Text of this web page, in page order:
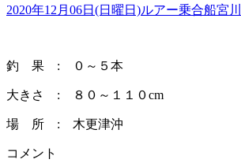
2020年12月06日(日曜日)ルアー乗合船宮
釣 果 : ０～５本
大きさ : ８０～１１０cm
場 所 : 木更津沖
コメント